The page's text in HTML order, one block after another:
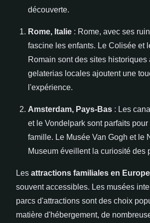
découverte.
Rome, Italie : Rome, avec ses
fascine les enfants. Le Colisée et
Romain sont des sites historiques
gelaterias locales ajoutent une
l'expérience.
Amsterdam, Pays-Bas : Les
et le Vondelpark sont parfaits
famille. Le Musée Van Gogh et le
Museum éveillent la curiosité des
Les attractions familiales en Europe
souvent accessibles. Les musées
parcs d'attractions sont des choix
matière d'hébergement, de